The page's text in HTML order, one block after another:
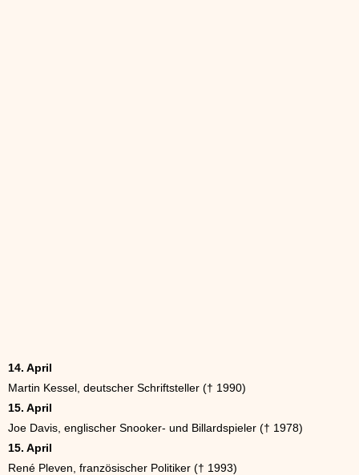
14. April
Martin Kessel, deutscher Schriftsteller († 1990)
15. April
Joe Davis, englischer Snooker- und Billardspieler († 1978)
15. April
René Pleven, französischer Politiker († 1993)